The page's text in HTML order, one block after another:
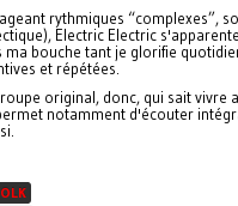
rythmiques “complexes”,
Electric Electric
ma bouche tant je glorifie
et répétées.
original, donc, qui sait vivre
notamment d'écouter